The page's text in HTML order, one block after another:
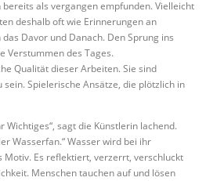
als vergangen empfunden. Vielleicht
deshalb oft wie Erinnerungen an
Davor und Danach. Den Sprung ins
Verstummen des Tages.
Qualität dieser Arbeiten. Sie sind
Spielerische Ansätze, die plötzlich in
Wichtiges“, sagt die Künstlerin lachend.
Wasserfan.“ Wasser wird bei ihr
Es reflektiert, verzerrt, verschluckt
Menschen tauchen auf und lösen